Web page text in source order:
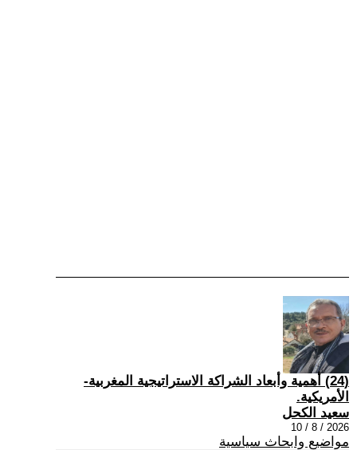
(24) أهمية وأبعاد الشراكة الاستراتيجية المغربية-
الأمريكية.
سعيد الكحل
2026 / 8 / 10
مواضيع وابحاث سياسية